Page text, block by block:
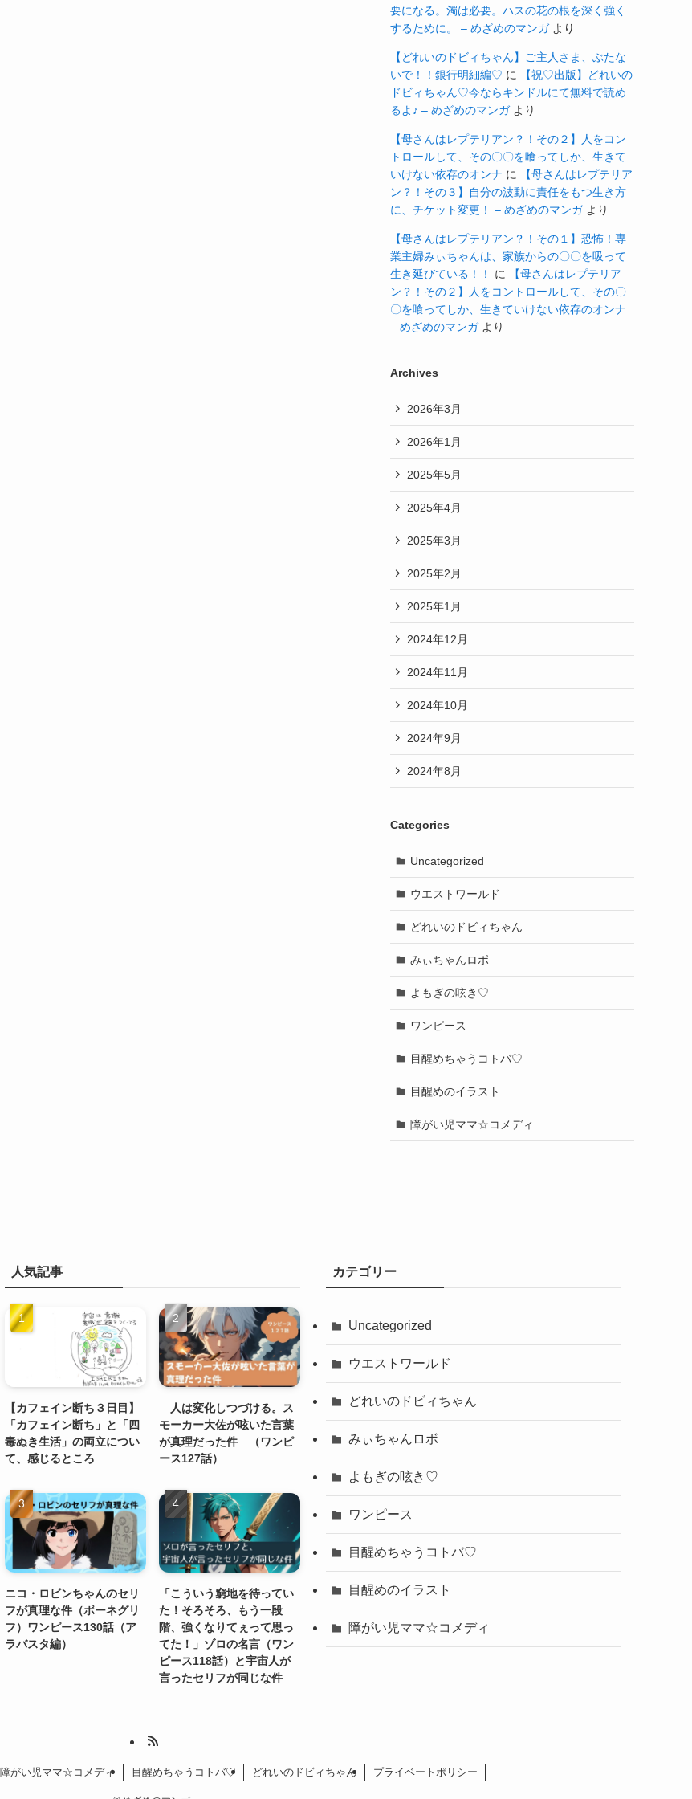
要になる。濁は必要。ハスの花の根を深く強く
するために。 – めざめのマンガより
【どれいのドビィちゃん】ご主人さま、ぶたな
いで！！銀行明細編♡ に
【祝♡出版】どれいの
ドビィちゃん♡今ならキンドルにて無料で読め
るよ♪ – めざめのマンガより
【母さんはレプテリアン？！その２】人をコン
トロールして、その〇〇を喰ってしか、生きて
いけない依存のオンナ に
【母さんはレプテリア
ン？！その３】自分の波動に責任をもつ生き方
に、チケット変更！ – めざめのマンガより
【母さんはレプテリアン？！その１】恐怖！専
業主婦みぃちゃんは、家族からの〇〇を吸って
生き延びている！！
に
【母さんはレプテリア
ン？！その２】人をコントロールして、その〇
〇を喰ってしか、生きていけない依存のオンナ
– めざめのマンガより
Archives
2026年3月
2026年1月
2025年5月
2025年4月
2025年3月
2025年2月
2025年1月
2024年12月
2024年11月
2024年10月
2024年9月
2024年8月
Categories
Uncategorized
ウエストワールド
どれいのドビィちゃん
みぃちゃんロボ
よもぎの呟き♡
ワンピース
目醒めちゃうコトバ♡
目醒めのイラスト
障がい児ママ☆コメディ
人気記事
【カフェイン断ち３日目】
「カフェイン断ち」と「四
毒ぬき生活」の両立につい
て、感じるところ
人は変化しつづける。ス
モーカー大佐が呟いた言葉
が真理だった件 （ワンピ
ース127話）
ニコ・ロビンちゃんのセリ
フが真理な件（ポーネグリ
フ）ワンピース130話（ア
ラバスタ編）
「こういう窮地を待ってい
た！そろそろ、もう一段
階、強くなりてぇって思っ
てた！」ゾロの名言（ワン
ピース118話）と宇宙人が
言ったセリフが同じな件
カテゴリー
Uncategorized
ウエストワールド
どれいのドビィちゃん
みぃちゃんロボ
よもぎの呟き♡
ワンピース
目醒めちゃうコトバ♡
目醒めのイラスト
障がい児ママ☆コメディ
障がい児ママ☆コメディ 目醒めちゃうコトバ♡ どれいのドビィちゃん プライベートポリシー